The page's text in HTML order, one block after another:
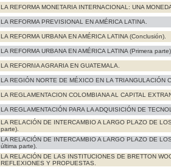
LA REFORMA MONETARIA INTERNACIONAL: UNA
LA REFORMA PREVISIONAL EN AMÉRICA LATINA.
LA REFORMA URBANA EN AMÉRICA LATINA (Conclusión).
LA REFORMA URBANA EN AMÉRICA LATINA (Primera
LA REFORl\IA AGRARIA EN GUATEMALA.
LA REGIÓN NORTE DE MÉXICO EN LA TRIANGULACIÓN
LA REGLAMENTACION COLOMBIANA AL CAPITAL
LA REGLAMENTACIÓN PARA LA ADQUISICIÓN DE
LA RELACIÓN DE INTERCAMBIO A LARGO PLAZO DE
parte).
LA RELACIÓN DE INTERCAMBIO A LARGO PLAZO DE
última parte).
LA RELACIÓN DE LAS INSTITUCIONES DE BRETTON
REFLEXIONES Y PROPUESTAS.